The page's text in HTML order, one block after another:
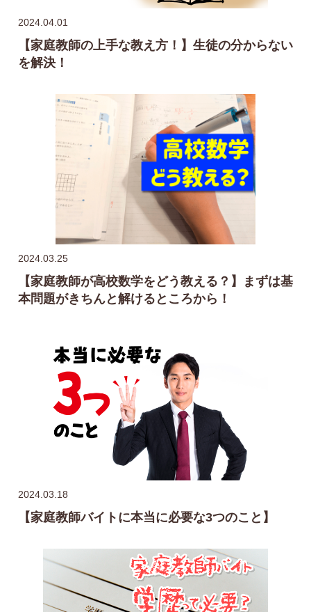
2024.04.01
【家庭教師の上手な教え方！】生徒の分からない
を解決！
2024.03.25
【家庭教師が高校数学をどう教える？】まずは基
本問題がきちんと解けるところから！
2024.03.18
【家庭教師バイトに本当に必要な3つのこと】